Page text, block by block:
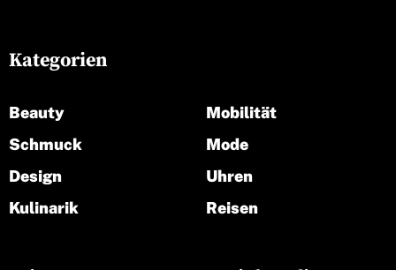
Kategorien
Beauty
Schmuck
Design
Kulinarik
Mobilität
Mode
Uhren
Reisen